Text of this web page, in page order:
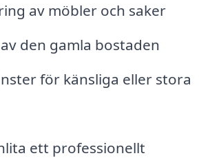
av möbler och saker
den gamla bostaden
för känsliga eller stora
ett professionellt